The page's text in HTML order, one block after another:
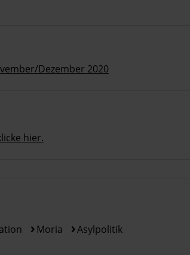
Dezember 2020
hier.
Moria
Asylpolitik